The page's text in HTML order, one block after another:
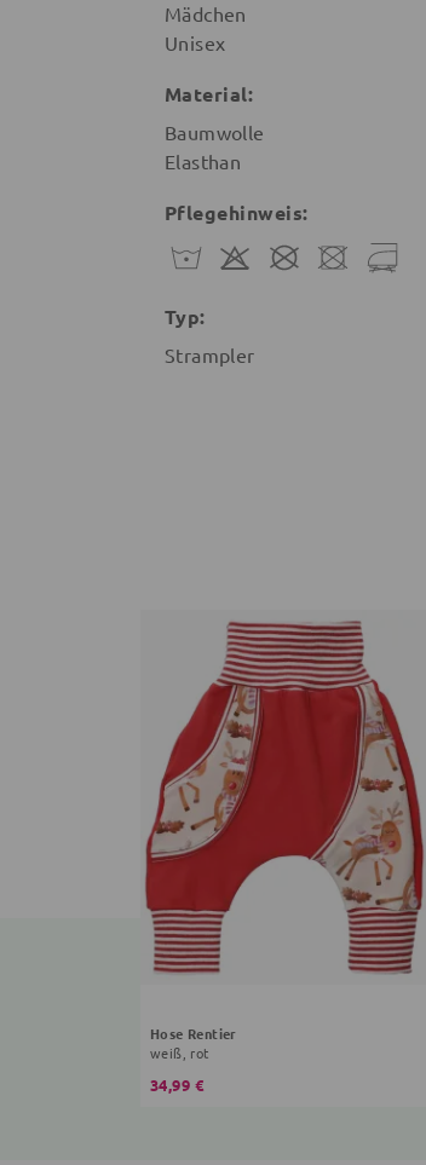
Mädchen
Unisex
Material:
Baumwolle
Elasthan
Pflegehinweis:
Typ:
Strampler
Hose Rentier
weiß, rot
34,99 €